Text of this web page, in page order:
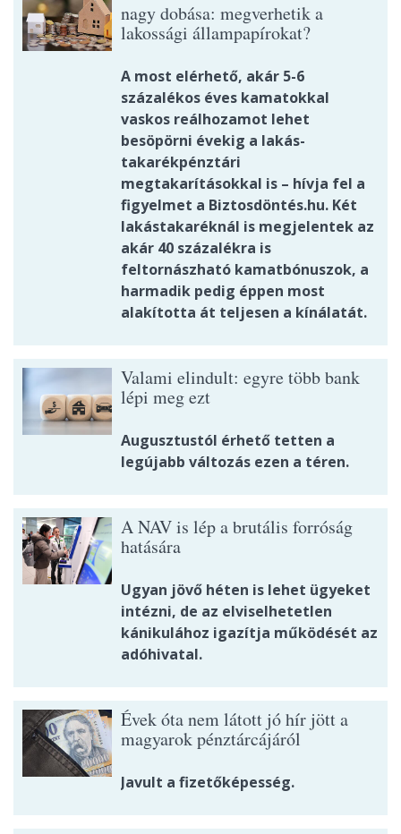
nagy dobása: megverhetik a
lakossági állampapírokat?
A most elérhető, akár 5-6
százalékos éves kamatokkal
vaskos reálhozamot lehet
besöpörni évekig a lakás-
takarékpénztári
megtakarításokkal is – hívja fel a
figyelmet a Biztosdöntés.hu. Két
lakástakaréknál is megjelentek az
akár 40 százalékra is
feltornászható kamatbónuszok, a
harmadik pedig éppen most
alakította át teljesen a kínálatát.
Valami elindult: egyre több bank
lépi meg ezt
Augusztustól érhető tetten a
legújabb változás ezen a téren.
A NAV is lép a brutális forróság
hatására
Ugyan jövő héten is lehet ügyeket
intézni, de az elviselhetetlen
kánikulához igazítja működését az
adóhivatal.
Évek óta nem látott jó hír jött a
magyarok pénztárcájáról
Javult a fizetőképesség.